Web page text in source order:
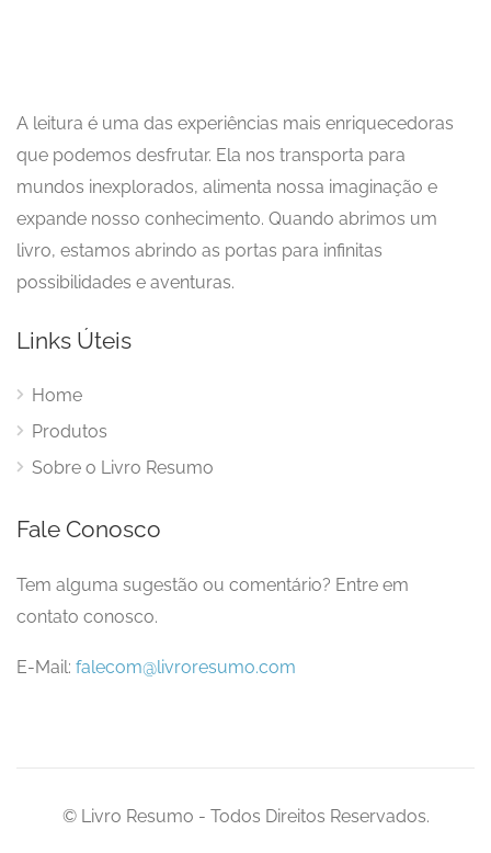
A leitura é uma das experiências mais enriquecedoras
que podemos desfrutar. Ela nos transporta para
mundos inexplorados, alimenta nossa imaginação e
expande nosso conhecimento. Quando abrimos um
livro, estamos abrindo as portas para infinitas
possibilidades e aventuras.
Links Úteis
Home
Produtos
Sobre o Livro Resumo
Fale Conosco
Tem alguma sugestão ou comentário? Entre em
contato conosco.
E-Mail: falecom@livroresumo.com
© Livro Resumo - Todos Direitos Reservados.